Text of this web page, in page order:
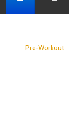
Pre-Workout